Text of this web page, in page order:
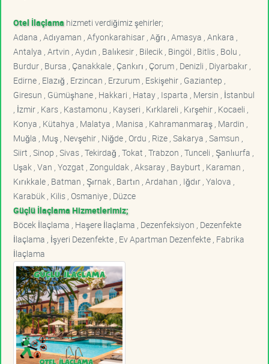
Otel İlaçlama hizmeti verdiğimiz şehirler;
Adana , Adıyaman , Afyonkarahisar , Ağrı , Amasya , Ankara ,
Antalya , Artvin , Aydın , Balıkesir , Bilecik , Bingöl , Bitlis , Bolu ,
Burdur , Bursa , Çanakkale , Çankırı , Çorum , Denizli , Diyarbakır ,
Edirne , Elazığ , Erzincan , Erzurum , Eskişehir , Gaziantep ,
Giresun , Gümüşhane , Hakkari , Hatay , Isparta , Mersin , İstanbul
, İzmir , Kars , Kastamonu , Kayseri , Kırklareli , Kırşehir , Kocaeli ,
Konya , Kütahya , Malatya , Manisa , Kahramanmaraş , Mardin ,
Muğla , Muş , Nevşehir , Niğde , Ordu , Rize , Sakarya , Samsun ,
Siirt , Sinop , Sivas , Tekirdağ , Tokat , Trabzon , Tunceli , Şanlıurfa ,
Uşak , Van , Yozgat , Zonguldak , Aksaray , Bayburt , Karaman ,
Kırıkkale , Batman , Şırnak , Bartın , Ardahan , Iğdır , Yalova ,
Karabük , Kilis , Osmaniye , Düzce
Güçlü İlaçlama Hizmetlerimiz;
Böcek İlaçlama , Haşere İlaçlama , Dezenfeksiyon , Dezenfekte
İlaçlama , İşyeri Dezenfekte , Ev Apartman Dezenfekte , Fabrika
İlaçlama